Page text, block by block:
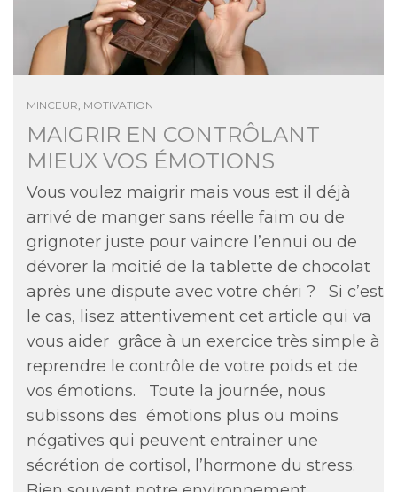
MINCEUR, MOTIVATION
MAIGRIR EN CONTRÔLANT
MIEUX VOS ÉMOTIONS
Vous voulez maigrir mais vous est il déjà
arrivé de manger sans réelle faim ou de
grignoter juste pour vaincre l’ennui ou de
dévorer la moitié de la tablette de chocolat
après une dispute avec votre chéri ? Si c’est
le cas, lisez attentivement cet article qui va
vous aider grâce à un exercice très simple à
reprendre le contrôle de votre poids et de
vos émotions. Toute la journée, nous
subissons des émotions plus ou moins
négatives qui peuvent entrainer une
sécrétion de cortisol, l’hormone du stress.